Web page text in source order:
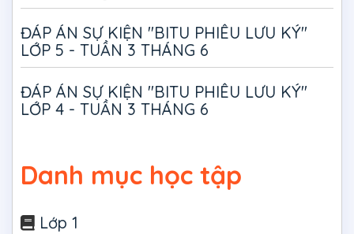
ĐÁP ÁN SỰ KIỆN "BITU PHIÊU LƯU KÝ"
LỚP 5 - TUẦN 3 THÁNG 6
ĐÁP ÁN SỰ KIỆN "BITU PHIÊU LƯU KÝ"
LỚP 4 - TUẦN 3 THÁNG 6
Danh mục học tập
Lớp 1